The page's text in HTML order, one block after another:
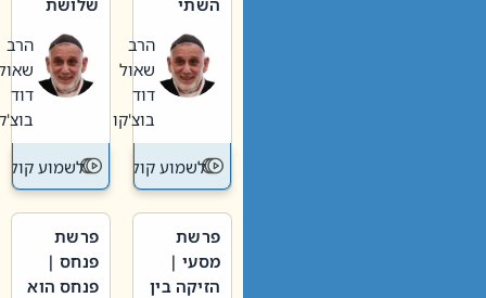
וערב של
חיינו
הרב
שאול
דוד
בוצ'קו
לשמוע קול תורה – מדרש
האבות
הרב
שאול
דוד
בוצ'קו
לשמוע קול
פרשת
מסעי |
הזיקה בין
פרשת
פנחס |
פנחס הוא